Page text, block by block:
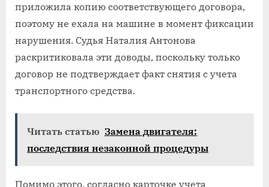
приложила копию соответствующего договора,
поэтому не ехала на машине в момент фиксации
нарушения. Судья Наталия Антонова
раскритиковала эти доводы, поскольку только
договор не подтверждает факт снятия с учета
транспортного средства.
Читать статью Замена двигателя:
последствия незаконной процедуры
Помимо этого, согласно карточке учета